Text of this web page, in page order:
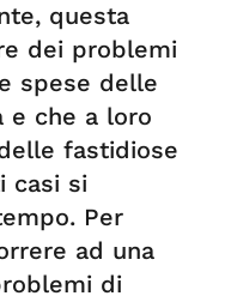
questa
dei problemi
spese delle
e che a loro
fastidiose
casi si
Per
ad una
di